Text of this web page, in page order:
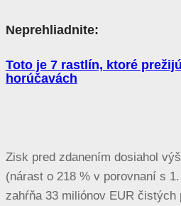
Neprehliadnite:
Toto je 7 rastlín, ktoré
horúčavách
Zisk pred zdanením dosiahol
(nárast o 218 % v porovnaní s
zahŕňa 33 miliónov EUR